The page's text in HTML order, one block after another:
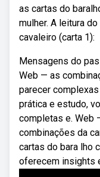
as cartas do
mulher. A leitura
cavaleiro (carta 1):
Mensagens do
Web — as
parecer
prática e estudo,
completas e. Web
combinações da
cartas do bara lho
oferecem insights